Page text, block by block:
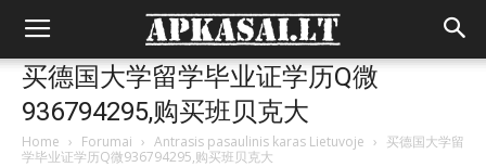
买德国大学留学毕业证学历Q微
936794295,购买班贝克大
Home › Forumai › Antrasis pasaulinis karas Lietuvoje › 买德国大学留
学毕业证学历Q微936794295,购买班贝克大